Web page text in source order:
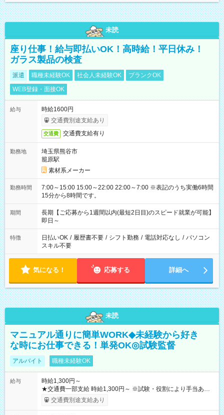
未読
座り仕事！給与即払いOK！高時給！平日休み！
ガラス製品の検査
派遣 職種未経験OK 社会人未経験OK
ブランクOK
WEB登録・面接OK
給与
時給1600円
交通費別途支給あり
交通費 交通費支給有り
勤務地
埼玉県熊谷市
籠原駅
素材系メーカー
勤務時間
7:00～15:00 15:00～22:00 22:00～7:00 ※表記のうち実働6時間
15分から8時間です。
期間
長期【ご応募から1週間以内(最短2日目)のスピード就業が可能】
即日～
特徴 日払いOK / 履歴書不要 / シフト勤務 / 電話対応なし / パソコン
スキル不要
気になる！ 応募する 詳細へ
未読
マニュアル通りに簡単WORK◆未経験から好き
な時にお仕事できる！単発OK◎試験監督
アルバイト 職種未経験OK
給与
時給1,300円～
★交通費一部支給 時給1,300円～ ※試験・役割により手当あり
※勤務回数により昇給あり 【即給（前払い）オプションあ
り！】 希望される場合、勤務から1週間ほどで給与の一部を受け
交通費別途支給あり